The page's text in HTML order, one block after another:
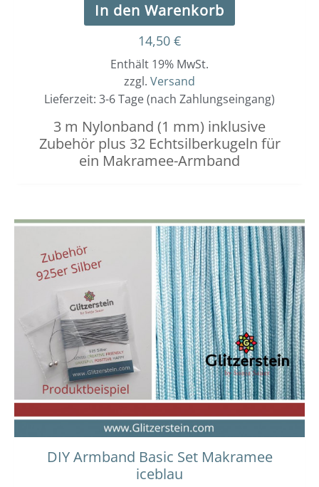
In den Warenkorb
14,50 €
Enthält 19% MwSt.
zzgl. Versand
Lieferzeit: 3-6 Tage (nach Zahlungseingang)
3 m Nylonband (1 mm) inklusive
Zubehör plus 32 Echtsilberkugeln für
ein Makramee-Armband
DIY Armband Basic Set Makramee
iceblau